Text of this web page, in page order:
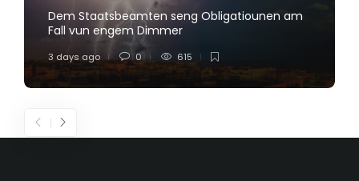
Dem Staatsbeamten seng Obligatiounen am
Fall vun engem Dimmer
3 days ago 0 615